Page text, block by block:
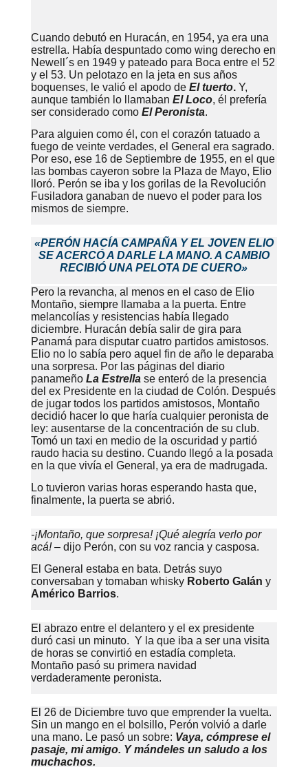
Cuando debutó en Huracán, en 1954, ya era una
estrella. Había despuntado como wing derecho en
Newell´s en 1949 y pateado para Boca entre el 52
y el 53. Un pelotazo en la jeta en sus años
boquenses, le valió el apodo de El tuerto.Y,
aunque también lo llamaban El Loco, él prefería
ser considerado como El Peronista.
Para alguien como él, con el corazón tatuado a
fuego de veinte verdades, el General era sagrado.
Por eso, ese 16 de Septiembre de 1955, en el que
las bombas cayeron sobre la Plaza de Mayo, Elio
lloró. Perón se iba y los gorilas de la Revolución
Fusiladora ganaban de nuevo el poder para los
mismos de siempre.
«PERÓN HACÍA CAMPAÑA Y EL JOVEN ELIO
SE ACERCÓ A DARLE LA MANO. A CAMBIO
RECIBIÓ UNA PELOTA DE CUERO»
Pero la revancha, al menos en el caso de Elio
Montaño, siempre llamaba a la puerta. Entre
melancolías y resistencias había llegado
diciembre. Huracán debía salir de gira para
Panamá para disputar cuatro partidos amistosos.
Elio no lo sabía pero aquel fin de año le deparaba
una sorpresa. Por las páginas del diario
panameño La Estrella se enteró de la presencia
del ex Presidente en la ciudad de Colón. Después
de jugar todos los partidos amistosos, Montaño
decidió hacer lo que haría cualquier peronista de
ley: ausentarse de la concentración de su club.
Tomó un taxi en medio de la oscuridad y partió
raudo hacia su destino. Cuando llegó a la posada
en la que vivía el General, ya era de madrugada.
Lo tuvieron varias horas esperando hasta que,
finalmente, la puerta se abrió.
-¡Montaño, que sorpresa! ¡Qué alegría verlo por
acá! – dijo Perón, con su voz rancia y casposa.
El General estaba en bata. Detrás suyo
conversaban y tomaban whisky Roberto Galán y
Américo Barrios.
El abrazo entre el delantero y el ex presidente
duró casi un minuto. Y la que iba a ser una visita
de horas se convirtió en estadía completa.
Montaño pasó su primera navidad
verdaderamente peronista.
El 26 de Diciembre tuvo que emprender la vuelta.
Sin un mango en el bolsillo, Perón volvió a darle
una mano. Le pasó un sobre: Vaya, cómprese el
pasaje, mi amigo. Y mándeles un saludo a los
muchachos.